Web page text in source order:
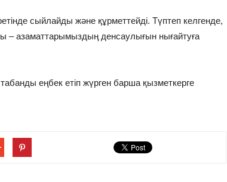
сыйлайды және құрметтейді. Түптеп келгенде,
– азаматтарымыздың денсаулығын нығайтуға
еңбек етіп жүрген барша қызметкерге